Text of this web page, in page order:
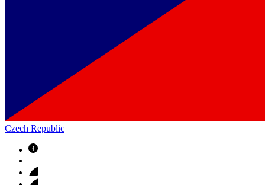
Czech Republic